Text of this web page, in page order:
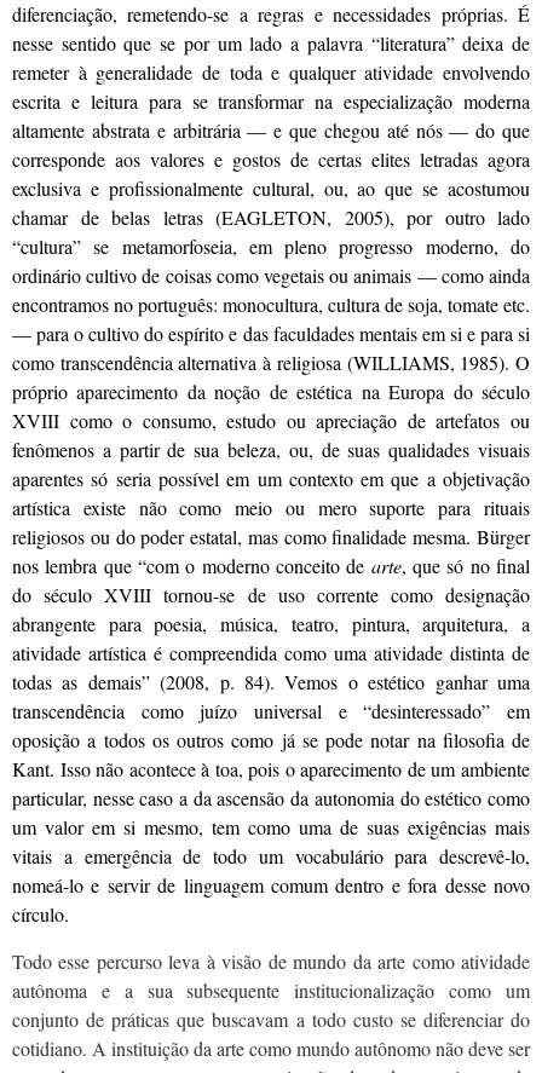
diferenciação, remetendo-se a regras e necessidades próprias. É
nesse sentido que se por um lado a palavra “literatura” deixa de
remeter à generalidade de toda e qualquer atividade envolvendo
escrita e leitura para se transformar na especialização moderna
altamente abstrata e arbitrária — e que chegou até nós — do que
corresponde aos valores e gostos de certas elites letradas agora
exclusiva e profissionalmente cultural, ou, ao que se acostumou
chamar de belas letras (EAGLETON, 2005), por outro lado
“cultura” se metamorfoseia, em pleno progresso moderno, do
ordinário cultivo de coisas como vegetais ou animais — como ainda
encontramos no português: monocultura, cultura de soja, tomate etc.
— para o cultivo do espírito e das faculdades mentais em si e para si
como transcendência alternativa à religiosa (WILLIAMS, 1985). O
próprio aparecimento da noção de estética na Europa do século
XVIII como o consumo, estudo ou apreciação de artefatos ou
fenômenos a partir de sua beleza, ou, de suas qualidades visuais
aparentes só seria possível em um contexto em que a objetivação
artística existe não como meio ou mero suporte para rituais
religiosos ou do poder estatal, mas como finalidade mesma. Bürger
nos lembra que “com o moderno conceito de arte, que só no final
do século XVIII tornou-se de uso corrente como designação
abrangente para poesia, música, teatro, pintura, arquitetura, a
atividade artística é compreendida como uma atividade distinta de
todas as demais” (2008, p. 84). Vemos o estético ganhar uma
transcendência como juízo universal e “desinteressado” em
oposição a todos os outros como já se pode notar na filosofia de
Kant. Isso não acontece à toa, pois o aparecimento de um ambiente
particular, nesse caso a da ascensão da autonomia do estético como
um valor em si mesmo, tem como uma de suas exigências mais
vitais a emergência de todo um vocabulário para descrevê-lo,
nomeá-lo e servir de linguagem comum dentro e fora desse novo
círculo.
Todo esse percurso leva à visão de mundo da arte como atividade
autônoma e a sua subsequente institucionalização como um
conjunto de práticas que buscavam a todo custo se diferenciar do
cotidiano. A instituição da arte como mundo autônomo não deve ser